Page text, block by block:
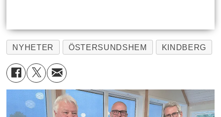
NYHETER ÖSTERSUNDSHEM KINDBERG